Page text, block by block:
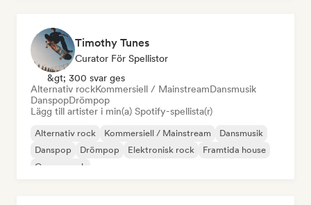
Timothy Tunes
Curator För Spellistor
&gt; 300 svar ges
Alternativ rockKommersiell / MainstreamDansmusik
DanspopDrömpop
Lägg till artister i min(a) Spotify-spellista(r)
Alternativ rock Kommersiell / Mainstream
Dansmusik
Danspop
Drömpop Elektronisk rock
Framtida house
Garage rock